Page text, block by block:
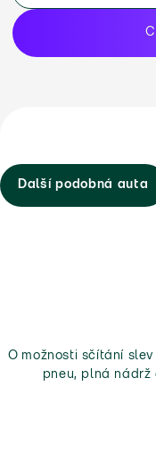
Další podobná auta
O možnosti sčítání
pneu, plná nádrž